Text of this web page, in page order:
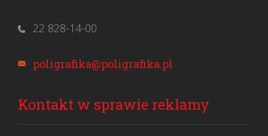
22 828-14-00
poligrafika@poligrafika.pl
Kontakt w sprawie reklamy